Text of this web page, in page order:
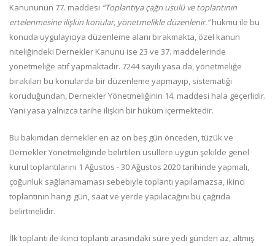
Kanununun 77. maddesi “Toplantıya çağrı usulü ve toplantının
ertelenmesine ilişkin konular, yönetmelikle düzenlenir.”hükmü ile bu
konuda uygulayıcıya düzenleme alanı bırakmakta, özel kanun
niteliğindeki Dernekler Kanunu ise 23 ve 37. maddelerinde
yönetmeliğe atıf yapmaktadır. 7244 sayılı yasa da, yönetmeliğe
bırakılan bu konularda bir düzenleme yapmayıp, sistematiği
koruduğundan, Dernekler Yönetmeliğinin 14. maddesi hala geçerlidir.
Yani yasa yalnızca tarihe ilişkin bir hüküm içermektedir.
Bu bakımdan dernekler en az on beş gün önceden, tüzük ve
Dernekler Yönetmeliğinde belirtilen usullere uygun şekilde genel
kurul toplantılarını 1 Ağustos - 30 Ağustos 2020 tarihinde yapmalı,
çoğunluk sağlanamaması sebebiyle toplantı yapılamazsa, ikinci
toplantının hangi gün, saat ve yerde yapılacağını bu çağrıda
belirtmelidir.
İlk toplantı ile ikinci toplantı arasındaki süre yedi günden az, altmış